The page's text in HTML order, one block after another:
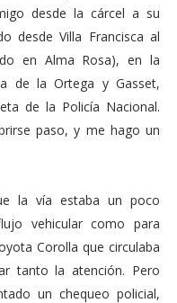
desde la cárcel a su
desde Villa Francisca al
en Alma Rosa), en la
de la Ortega y Gasset,
de la Policía Nacional.
paso, y me hago un
la vía estaba un poco
vehicular como para
Corolla que circulaba
tanto la atención. Pero
un chequeo policial,